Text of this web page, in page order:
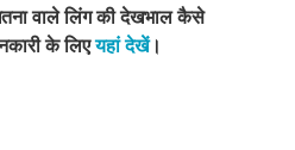
वाले लिंग की देखभाल कैसे
के लिएयहां देखें।